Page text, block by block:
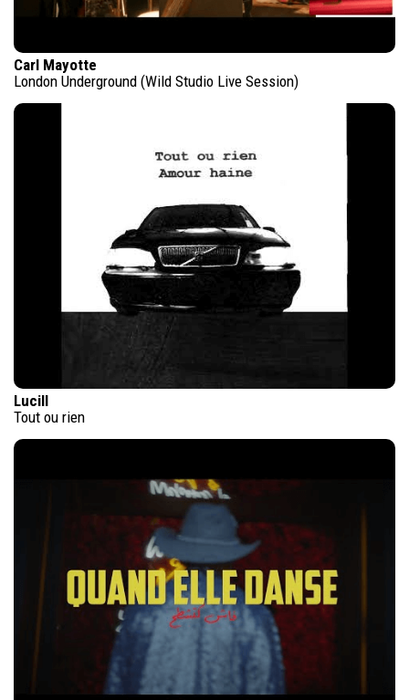
Carl Mayotte
London Underground (Wild Studio Live Session)
Lucill
Tout ou rien